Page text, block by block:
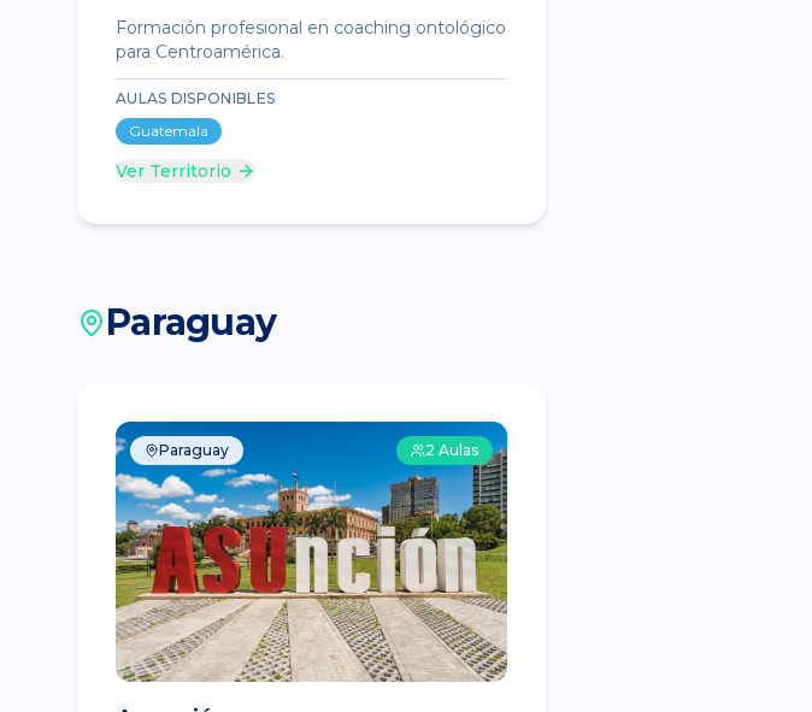
Formación profesional en coaching ontológico
para Centroamérica.
AULAS DISPONIBLES
Guatemala
Ver Territorio
Paraguay
Paraguay 2 Aulas